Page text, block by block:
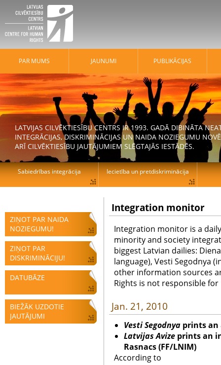
ZIŅOT PAR NAIDA
NOZIEGUMU!
ZIŅOT PAR
DISKRIMINĀCIJU!
DATUBĀZE
BIEŽĀK UZDOTIE
JAUTĀJUMI
Integration monitor
Integration monitor is a
minority and society
biggest Latvian dailies:
language), Vesti Segodnya
other information sources
Rights is not responsible
Jan. 21, 2010
Vesti Segodnya prints an
Latvijas Avize prints an
Rasnacs (FF/LNIM)
According to
PAR MUMS JAUNUMI PUBLIKĀCIJAS
LATVIJAS CILVĒKTIESĪBU CENTRS IR 1993. GADĀ DIBINĀTA
INTEGRĀCIJAS, DISKRIMINĀCIJAS UN NAIDA NOZIEGUMU
ARĪ CILVĒKTIESĪBU JAUTĀJUMIEM SLĒGTAJĀS IESTĀDĒS.
Sabiedrības integrācija Iecietība un pretdiskriminācija